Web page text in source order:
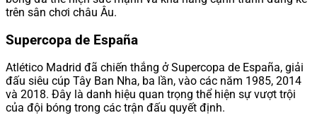
trên sân chơi châu Âu.
Supercopa de España
Atlético Madrid đã chiến thắng ở Supercopa de España, giải
đấu siêu cúp Tây Ban Nha, ba lần, vào các năm 1985, 2014
và 2018. Đây là danh hiệu quan trọng thể hiện sự vượt trội
của đội bóng trong các trận đấu quyết định.